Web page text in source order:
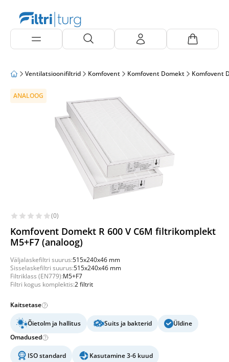
Ventilatsioonifiltrid Komfovent Komfovent Domekt Komfovent
ANALOOG
(0)
Komfovent Domekt R 600 V C6M filtrikomplekt
M5+F7 (analoog)
Väljalaskefiltri suurus:515x240x46 mm
Sisselaskefiltri suurus:515x240x46 mm
Filtriklass (EN779):M5+F7
Filtri kogus komplektis:2 filtrit
Kaitsetase
Õietolm ja hallitus Suits ja bakterid
Üldine
Omadused
ISO standard Kasutamine 3-6 kuud